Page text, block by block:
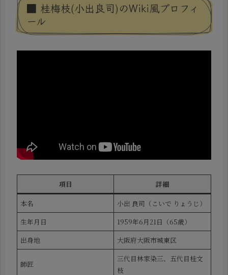
■ 桂梅枝(小出良司)のWiki風プロフィ
ール
項目
詳細
本名
小出 良司（こいで りょうじ）
生年月日
1959年6月21日（65歳）
出身地
大阪府大阪市城東区
師匠
三代目林家染三、五代目桂文
枝